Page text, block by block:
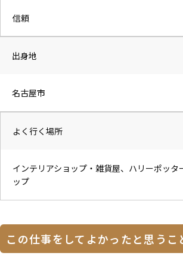
信頼
出身地
名古屋市
よく行く場所
インテリアショップ・雑貨屋、ハリーポッタ
ップ
この仕事をしてよかったと思うこ